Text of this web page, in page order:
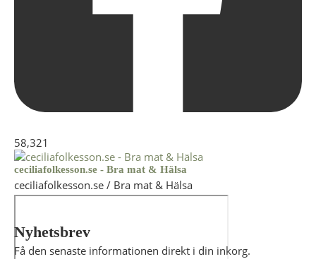
58,321
ceciliafolkesson.se - Bra mat & Hälsa
ceciliafolkesson.se / Bra mat & Hälsa
Nyhetsbrev
Få den senaste informationen direkt i din inkorg.